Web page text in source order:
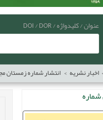
عنوان / کلیدواژه / DOI / DOR
اخبار نشریه انتشار شماره زمستان